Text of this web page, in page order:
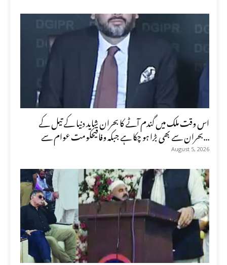
اس وقت ملک میں گندم آٹے کا بحران شاید دنیا کے تیل کے
بحران سے بھی بڑا ہو چکا ہے جبکہ وفاقیحکومت عوام سے...
August 5, 2026